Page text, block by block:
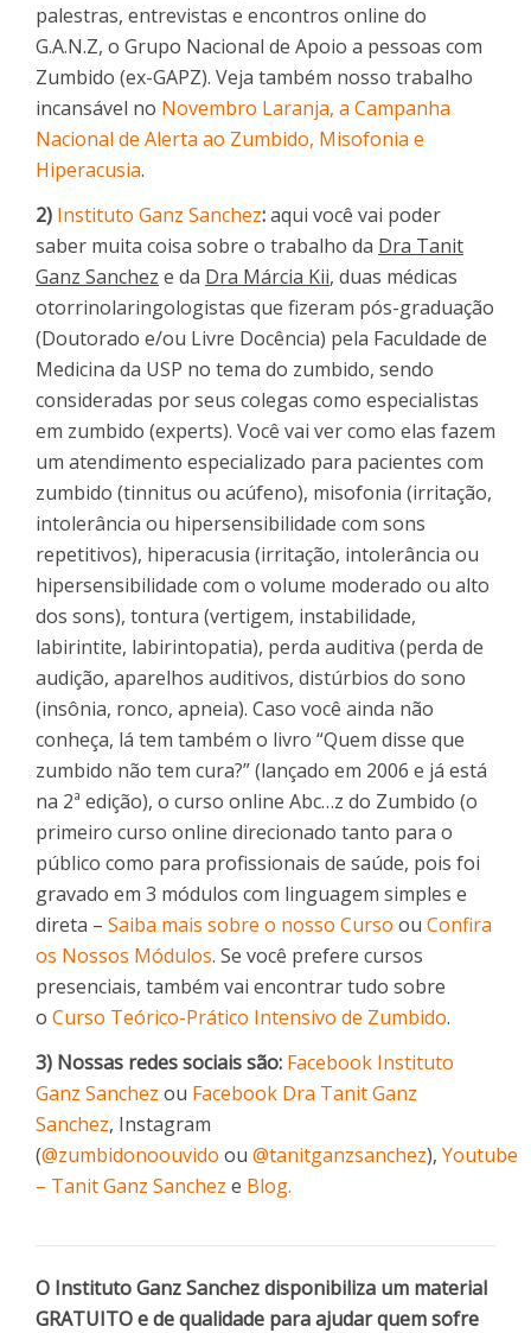
palestras, entrevistas e encontros online do
G.A.N.Z, o Grupo Nacional de Apoio a pessoas com
Zumbido (ex-GAPZ). Veja também nosso trabalho
incansável no Novembro Laranja, a Campanha
Nacional de Alerta ao Zumbido, Misofonia e
Hiperacusia.
2) Instituto Ganz Sanchez:aqui você vai poder
saber muita coisa sobre o trabalho da Dra Tanit
Ganz Sanchez e da Dra Márcia Kii, duas médicas
otorrinolaringologistas que fizeram pós-graduação
(Doutorado e/ou Livre Docência) pela Faculdade de
Medicina da USP no tema do zumbido, sendo
consideradas por seus colegas como especialistas
em zumbido (experts). Você vai ver como elas fazem
um atendimento especializado para pacientes com
zumbido (tinnitus ou acúfeno), misofonia (irritação,
intolerância ou hipersensibilidade com sons
repetitivos), hiperacusia (irritação, intolerância ou
hipersensibilidade com o volume moderado ou alto
dos sons), tontura (vertigem, instabilidade,
labirintite, labirintopatia), perda auditiva (perda de
audição, aparelhos auditivos, distúrbios do sono
(insônia, ronco, apneia). Caso você ainda não
conheça, lá tem também o livro “Quem disse que
zumbido não tem cura?” (lançado em 2006 e já está
na 2ª edição), o curso online Abc…z do Zumbido (o
primeiro curso online direcionado tanto para o
público como para profissionais de saúde, pois foi
gravado em 3 módulos com linguagem simples e
direta – Saiba mais sobre o nosso Curso ou Confira
os Nossos Módulos. Se você prefere cursos
presenciais, também vai encontrar tudo sobre
o Curso Teórico-Prático Intensivo de Zumbido.
3) Nossas redes sociais são: Facebook Instituto
Ganz Sanchez ou Facebook Dra Tanit Ganz
Sanchez, Instagram
(@zumbidonoouvido ou @tanitganzsanchez), Youtube
– Tanit Ganz Sanchez e Blog.
O Instituto Ganz Sanchez disponibiliza um material
GRATUITO e de qualidade para ajudar quem sofre